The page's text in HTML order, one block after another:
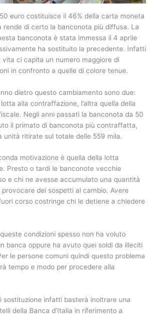
euro costituisce il 46% della carta moneta
rende di certo la banconota più diffusa. La
banconota è stata immessa il 4 aprile
ha sostituito la precedente. Infatti
vita ci capita un numero maggiore di
in confronto a quelle di colore tenue.
dietro questo cambiamento sono due:
alla contraffazione, l’altra quella della
Negli anni passati la banconota da 50
il primato di banconota più contraffatta,
unità ritirate sul totale delle 559 mila.
motivazione è quella della lotta
Presto o tardi le banconote vecchie
e chi ne avesse accumulato una quantità
dei sospetti al cambio. Avere
corso costringe chi le detiene a chiedere
condizioni spesso non ha voluto
banca oppure ha avuto quei soldi da illeciti
le persone comuni quindi questo problema
tempo e modo per procedere alla
sostituzione infatti basterà inoltrare una
della Banca d’Italia in riferimento a